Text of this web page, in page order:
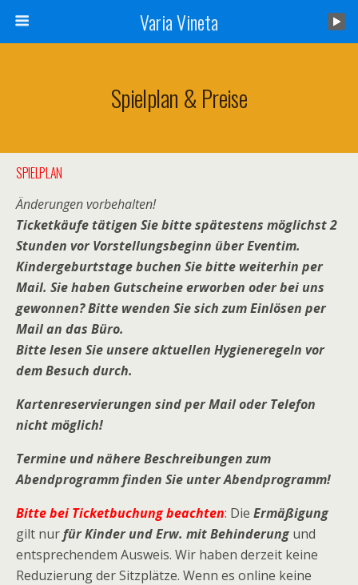
Varia Vineta
Spielplan & Preise
SPIELPLAN
Änderungen vorbehalten!
Ticketkäufe tätigen Sie bitte spätestens möglichst 2
Stunden vor Vorstellungsbeginn über Eventim.
Kindergeburtstage buchen Sie bitte weiterhin per
Mail. Sie haben Gutscheine erworben oder bei uns
gewonnen? Bitte wenden Sie sich zum Einlösen per
Mail an das Büro.
Bitte lesen Sie unsere aktuellen Hygieneregeln vor
dem Besuch durch.
Kartenreservierungen sind per Mail oder Telefon
nicht möglich!
Termine und nähere Beschreibungen zum
Abendprogramm finden Sie unter Abendprogramm!
Bitte bei Ticketbuchung beachten: Die Ermäßigung
gilt nurfür Kinder und Erw. mit Behinderungund
entsprechendem Ausweis. Wir haben derzeit keine
Reduzierung der Sitzplätze. Wenn es online keine